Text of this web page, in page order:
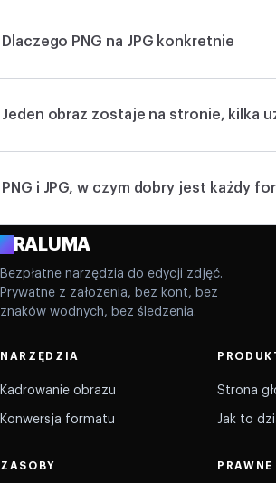
Dlaczego PNG na JPG konkretnie
Jeden obraz zostaje na stronie, kilka
PNG i JPG, w czym dobry jest każdy
ARALUMA
Bezpłatne narzędzia do edycji zdjęć.
Prywatne z założenia, bez kont, bez
znaków wodnych, bez śledzenia.
NARZĘDZIA
Kadrowanie obrazu
Konwersja formatu
Strona
Jak to
ZASOBY PRAWNE